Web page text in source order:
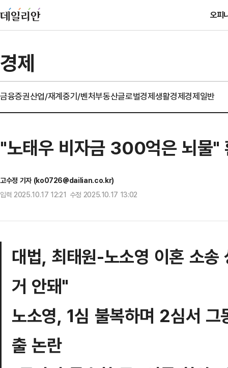
오피
경제
금융증권산업/재계중기/벤처부동산글로벌경제생활경제경제일반
"노태우 비자금 300억은 뇌물"
고수정 기자 (ko0726@dailian.co.kr)
입력 2025.10.17 12:21 수정 2025.10.17 13:02
대법, 최태원-노소영 이혼 소
거 안돼"
노소영, 1심 불복하며 2심서
출 논란